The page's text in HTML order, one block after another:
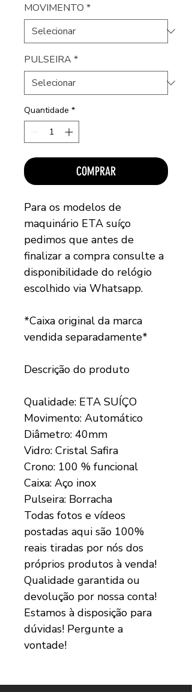
MOVIMENTO *
PULSEIRA*
Quantidade *
COMPRAR
Para os modelos de
maquinário ETA suíço
pedimos que antes de
finalizar a compra consulte a
disponibilidade do relógio
escolhido via Whatsapp.
*Caixa original da marca
vendida separadamente*
Descrição do produto
Qualidade: ETA SUÍÇO
Movimento: Automático
Diâmetro: 40mm
Vidro: Cristal Safira
Crono: 100 % funcional
Caixa: Aço inox
Pulseira: Borracha
Todas fotos e vídeos
postadas aqui são 100%
reais tiradas por nós dos
próprios produtos à venda!
Qualidade garantida ou
devolução por nossa conta!
Estamos à disposição para
dúvidas! Pergunte a
vontade!